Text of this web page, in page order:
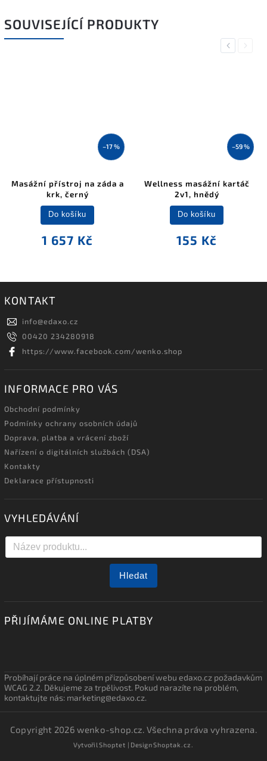
SOUVISEJÍCÍ PRODUKTY
Previous
–17 %
Masážní přístroj na záda a
krk, černý
1 657 Kč
Do košíku
–59 %
Wellness masážní kartáč
2v1, hnědý
155 Kč
Do košíku
Next
KONTAKT
info@edaxo.cz
00420 234280918
https://www.facebook.com/wenko.shop
INFORMACE PRO VÁS
Obchodní podmínky
Podmínky ochrany osobních údajů
Doprava, platba a vrácení zboží
Nařízení o digitálních službách (DSA)
Kontakty
Deklarace přístupnosti
VYHLEDÁVÁNÍ
Hledat
PŘIJÍMÁME ONLINE PLATBY
Probíhají práce na úplném přizpůsobení webu edaxo.cz požadavkům
WCAG 2.2. Děkujeme za trpělivost. Pokud narazíte na problém,
kontaktujte nás: marketing@edaxo.cz.
Copyright 2026wenko-shop.cz. Všechna práva vyhrazena.
VytvořilShoptet | DesignShoptak.cz.